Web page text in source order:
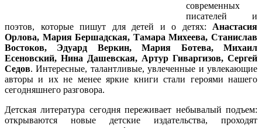
современных
писателей и
поэтов, которые пишут для детей и о детях: Анастасия
Орлова, Мария Бершадская, Тамара Михеева, Станислав
Востоков, Эдуард Веркин, Мария Ботева, Михаил
Есеновский, Нина Дашевская, Артур Гиваргизов, Сергей
Седов. Интересные, талантливые, увлеченные и увлекающие
авторы и их не менее яркие книги стали героями нашего
сегодняшнего разговора.
Детская литература сегодня переживает небывалый подъем:
открываются новые детские издательства, проходят